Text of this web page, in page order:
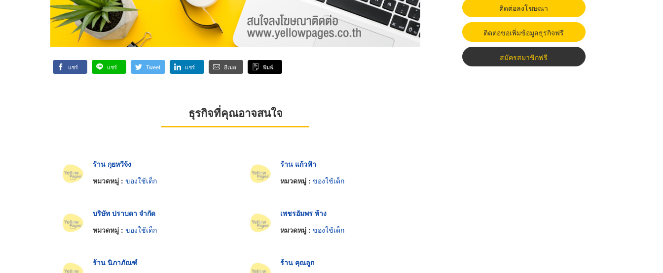
แชร์ แชร์ Tweet แชร์ อีเมล พิมพ์
ธุรกิจที่คุณอาจสนใจ
ร้าน กุยหวีจ้ง
หมวดหมู่ : ของใช้เด็ก
ร้าน แก้วฟ้า
หมวดหมู่ : ของใช้เด็ก
บริษัท ปราบดา จำกัด
หมวดหมู่ : ของใช้เด็ก
เพชรอัมพร ห้าง
หมวดหมู่ : ของใช้เด็ก
ร้าน นิภาภัณฑ์
ร้าน คุณลูก
ติดต่อลงโฆษณา
ติดต่อขอเพิ่มข้อมูลธุรกิจฟรี
สมัครสมาชิกฟรี